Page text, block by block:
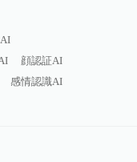
顔認証AI
感情認識AI